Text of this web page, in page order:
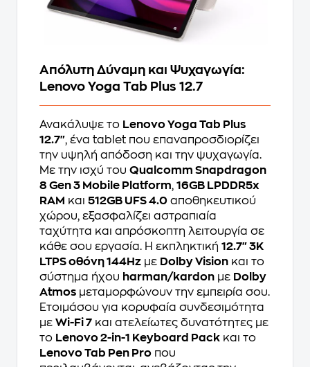
Απόλυτη Δύναμη και Ψυχαγωγία:
Lenovo Yoga Tab Plus 12.7
Ανακάλυψε το Lenovo Yoga Tab Plus
12.7", ένα tablet που επαναπροσδιορίζει
την υψηλή απόδοση και την ψυχαγωγία.
Με την ισχύ του Qualcomm Snapdragon
8 Gen 3 Mobile Platform, 16GB LPDDR5x
RAM και 512GB UFS 4.0 αποθηκευτικού
χώρου, εξασφαλίζει αστραπιαία
ταχύτητα και απρόσκοπτη λειτουργία σε
κάθε σου εργασία. Η εκπληκτική 12.7" 3K
LTPS οθόνη 144Hz με Dolby Vision και το
σύστημα ήχου harman/kardon με Dolby
Atmos μεταμορφώνουν την εμπειρία σου.
Ετοιμάσου για κορυφαία συνδεσιμότητα
με Wi-Fi 7 και ατελείωτες δυνατότητες με
το Lenovo 2-in-1 Keyboard Pack και το
Lenovo Tab Pen Pro που